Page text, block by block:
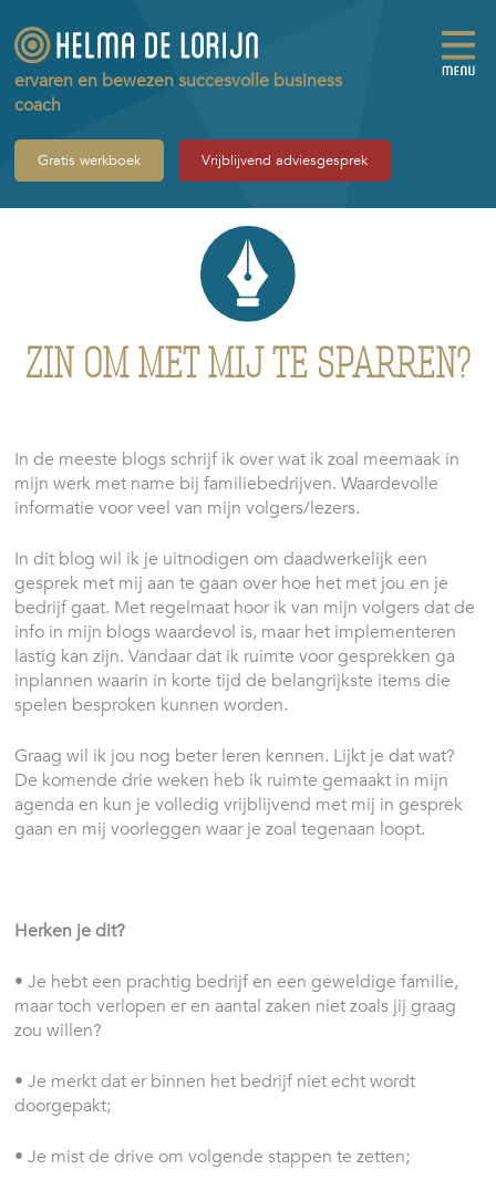
ervaren en bewezen succesvolle business
coach
Gratis werkboek Vrijblijvend adviesgesprek
ZIN OM MET MIJ TE SPARREN?
In de meeste blogs schrijf ik over wat ik zoal meemaak in
mijn werk met name bij familiebedrijven. Waardevolle
informatie voor veel van mijn volgers/lezers.
In dit blog wil ik je uitnodigen om daadwerkelijk een
gesprek met mij aan te gaan over hoe het met jou en je
bedrijf gaat. Met regelmaat hoor ik van mijn volgers dat de
info in mijn blogs waardevol is, maar het implementeren
lastig kan zijn. Vandaar dat ik ruimte voor gesprekken ga
inplannen waarin in korte tijd de belangrijkste items die
spelen besproken kunnen worden.
Graag wil ik jou nog beter leren kennen. Lijkt je dat wat?
De komende drie weken heb ik ruimte gemaakt in mijn
agenda en kun je volledig vrijblijvend met mij in gesprek
gaan en mij voorleggen waar je zoal tegenaan loopt.
Herken je dit?
• Je hebt een prachtig bedrijf en een geweldige familie,
maar toch verlopen er en aantal zaken niet zoals jij graag
zou willen?
• Je merkt dat er binnen het bedrijf niet echt wordt
doorgepakt;
• Je mist de drive om volgende stappen te zetten;